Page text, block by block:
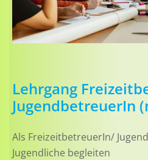
Lehrgang
JugendbetreuerIn
Als FreizeitbetreuerIn/
Jugendliche begleiten